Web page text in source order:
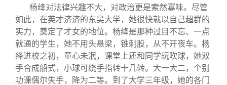
杨绛对法律兴趣不大，对政治更是索然寡味。尽管
如此，在英才济济的东吴大学，她很快就以自己超群的
实力，奠定了才女的地位。杨绛是那种过目不忘、一点
就通的学生，她不用头悬梁，锥刺股，从不开夜车。杨
绛进校之初，童心未泯，课堂上还和同学玩吹球，她双
手合成船式，小球可绕手指转十几转。大一大二，个别
功课偶尔失手，降为二等。到了大学三年级，她的各门